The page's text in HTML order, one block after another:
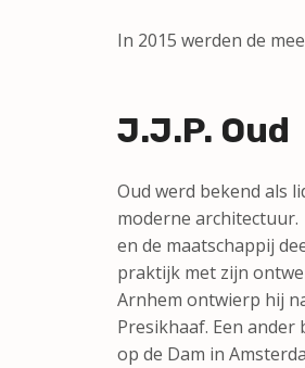
In 2015 werden de
J.J.P. Oud
Oud werd bekend als
moderne
en de maatschappij
praktijk met zijn
Arnhem ontwierp hij
Presikhaaf. Een
op de Dam in